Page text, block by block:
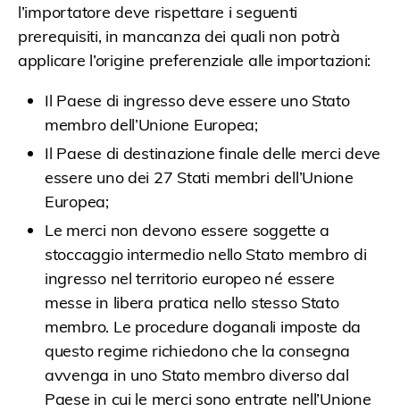
l’importatore deve rispettare i seguenti
prerequisiti, in mancanza dei quali non potrà
applicare l’origine preferenziale alle importazioni:
Il Paese di ingresso deve essere uno Stato
membro dell’Unione Europea;
Il Paese di destinazione finale delle merci deve
essere uno dei 27 Stati membri dell’Unione
Europea;
Le merci non devono essere soggette a
stoccaggio intermedio nello Stato membro di
ingresso nel territorio europeo né essere
messe in libera pratica nello stesso Stato
membro. Le procedure doganali imposte da
questo regime richiedono che la consegna
avvenga in uno Stato membro diverso dal
Paese in cui le merci sono entrate nell’Unione